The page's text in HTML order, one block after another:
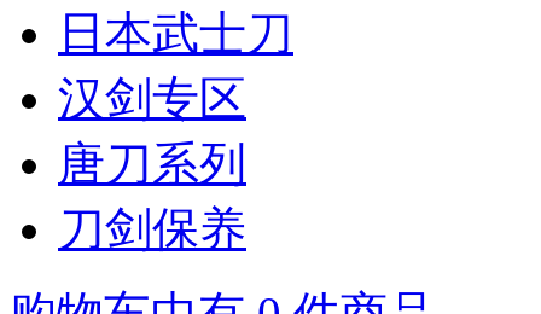
日本武士刀
汉剑专区
唐刀系列
刀剑保养